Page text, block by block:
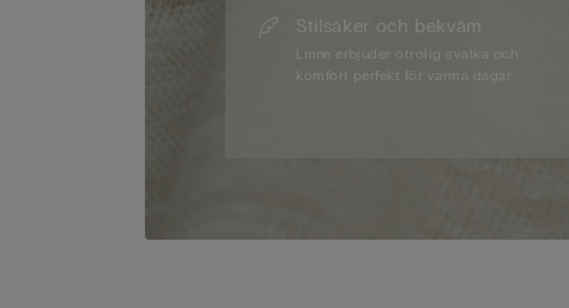
Stilsäker och bekväm
Linne erbjuder otrolig svalka och
komfort perfekt för varma dagar.